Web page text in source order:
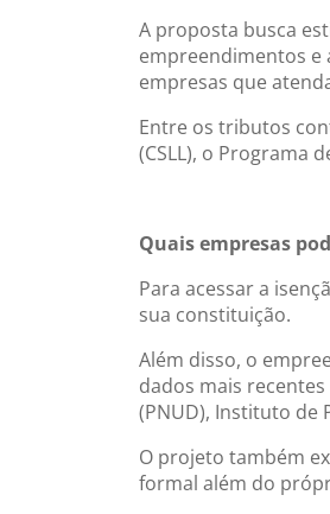
A proposta busca
empreendimentos e
empresas que
Entre os tributos
(CSLL), o Programa
Quais empresas
Para acessar a
sua constituição.
Além disso, o
dados mais
(PNUD), Instituto de
O projeto também
formal além do